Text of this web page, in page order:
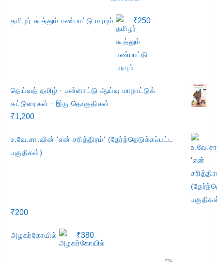
தமிழர் கூத்தும் பண்பாட்டு மரபும் ₹250
தெய்வத் தமிழ் - பன்னாட்டு ஆய்வு மாநாட்டுக்
கட்டுரைகள் - இரு தொகுதிகள்
₹1,200
உ.வே.சா.வின் 'என் சரித்திரம்' (தேர்ந்தெடுக்கப்பட்ட
பகுதிகள்)
₹200
அழகர்கோயில் ₹380